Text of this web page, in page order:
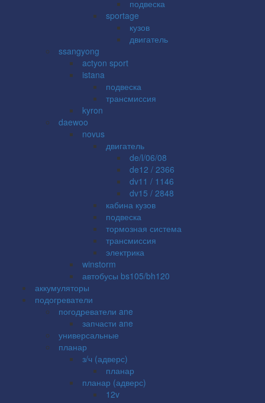
подвеска
sportage
кузов
двигатель
ssangyong
actyon sport
istana
подвеска
трансмиссия
kyron
daewoo
novus
двигатель
de/l/06/08
de12 / 2366
dv11 / 1146
dv15 / 2848
кабина кузов
подвеска
тормозная система
трансмиссия
электрика
winstorm
автобусы bs105/bh120
аккумуляторы
подогреватели
погодреватели ane
запчасти ane
универсальные
планар
з/ч (адверс)
планар
планар (адверс)
12v